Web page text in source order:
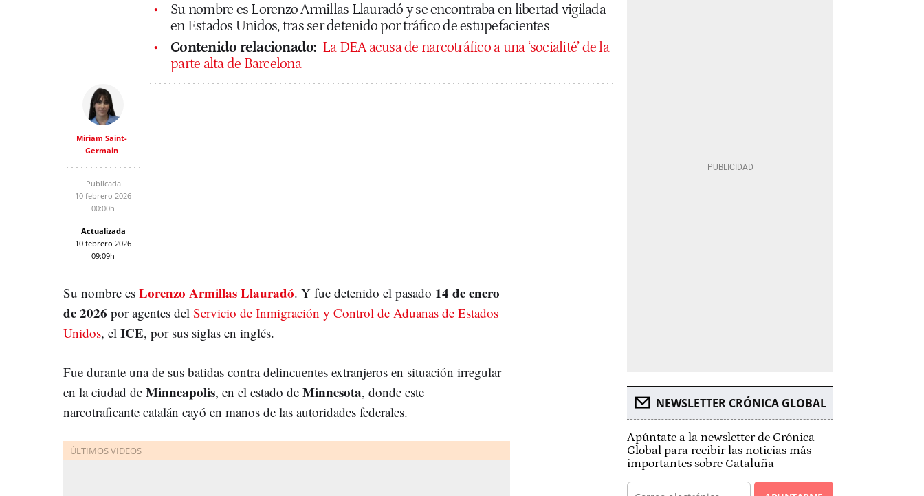
Su nombre es Lorenzo Armillas Llauradó y se encontraba en libertad vigilada
en Estados Unidos, tras ser detenido por tráfico de estupefacientes
Contenido relacionado: La DEA acusa de narcotráfico a una ‘socialité’ de la
parte alta de Barcelona
Miriam Saint-
Germain
Publicada
10 febrero 2026
00:00h
Actualizada
10 febrero 2026
09:09h
Su nombre es Lorenzo Armillas Llauradó. Y fue detenido el pasado 14 de enero
de 2026 por agentes del Servicio de Inmigración y Control de Aduanas de Estados
Unidos, el ICE, por sus siglas en inglés.
Fue durante una de sus batidas contra delincuentes extranjeros en situación irregular
en la ciudad de Minneapolis, en el estado de Minnesota, donde este
narcotraficante catalán cayó en manos de las autoridades federales.
NEWSLETTER CRÓNICA GLOBAL
Apúntate a la newsletter de Crónica
Global para recibir las noticias más
importantes sobre Cataluña